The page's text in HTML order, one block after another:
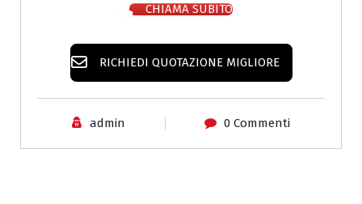
CHIAMA SUBITO
RICHIEDI QUOTAZIONE MIGLIORE
admin 0 Commenti